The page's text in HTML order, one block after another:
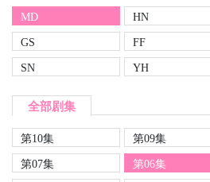
MD HN
GS
FF
SN
YH
全部剧集
第10集 第09集
第07集
第06集